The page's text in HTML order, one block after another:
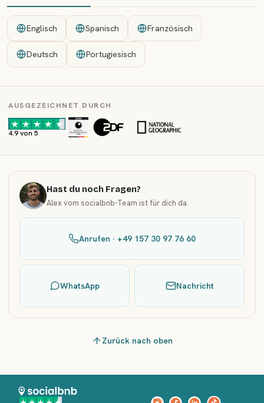
Englisch Spanisch Französisch
Deutsch Portugiesisch
AUSGEZEICHNET DURCH
4.9 von 5
· ·
Hast du noch Fragen?
Alex vom socialbnb-Team ist für dich da.
Anrufen · +49 157 30 97 76 60
WhatsApp Nachricht
Zurück nach oben